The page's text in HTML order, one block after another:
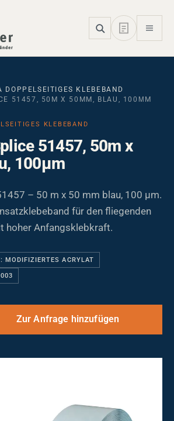
DOPPELSEITIGES KLEBEBAND
51457, 50M X 50MM, BLAU, 100ΜM
KLEBEBAND
51457, 50m x
100µm
– 50 m x 50 mm blau, 100 µm.
für den fliegenden
hoher Anfangsklebkraft.
MODIFIZIERTES ACRYLAT